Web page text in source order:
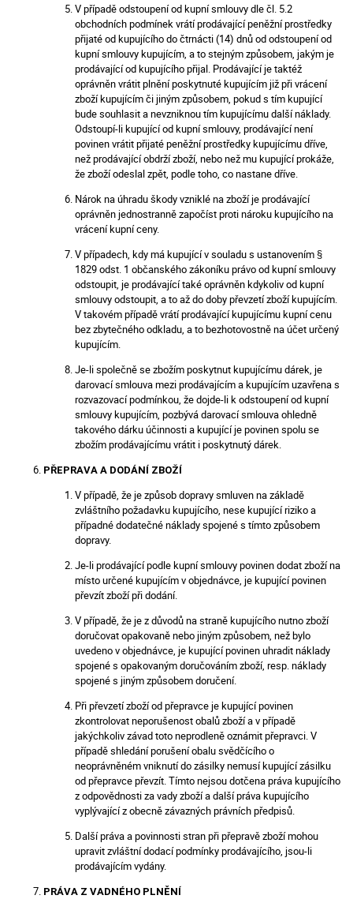
V případě odstoupení od kupní smlouvy dle čl. 5.2
obchodních podmínek vrátí prodávající peněžní prostředky
přijaté od kupujícího do čtrnácti (14) dnů od odstoupení od
kupní smlouvy kupujícím, a to stejným způsobem, jakým je
prodávající od kupujícího přijal. Prodávající je taktéž
oprávněn vrátit plnění poskytnuté kupujícím již při vrácení
zboží kupujícím či jiným způsobem, pokud s tím kupující
bude souhlasit a nevzniknou tím kupujícímu další náklady.
Odstoupí-li kupující od kupní smlouvy, prodávající není
povinen vrátit přijaté peněžní prostředky kupujícímu dříve,
než prodávající obdrží zboží, nebo než mu kupující prokáže,
že zboží odeslal zpět, podle toho, co nastane dříve.
Nárok na úhradu škody vzniklé na zboží je prodávající
oprávněn jednostranně započíst proti nároku kupujícího na
vrácení kupní ceny.
V případech, kdy má kupující v souladu s ustanovením §
1829 odst. 1 občanského zákoníku právo od kupní smlouvy
odstoupit, je prodávající také oprávněn kdykoliv od kupní
smlouvy odstoupit, a to až do doby převzetí zboží kupujícím.
V takovém případě vrátí prodávající kupujícímu kupní cenu
bez zbytečného odkladu, a to bezhotovostně na účet určený
kupujícím.
Je-li společně se zbožím poskytnut kupujícímu dárek, je
darovací smlouva mezi prodávajícím a kupujícím uzavřena s
rozvazovací podmínkou, že dojde-li k odstoupení od kupní
smlouvy kupujícím, pozbývá darovací smlouva ohledně
takového dárku účinnosti a kupující je povinen spolu se
zbožím prodávajícímu vrátit i poskytnutý dárek.
PŘEPRAVA A DODÁNÍ ZBOŽÍ
V případě, že je způsob dopravy smluven na základě
zvláštního požadavku kupujícího, nese kupující riziko a
případné dodatečné náklady spojené s tímto způsobem
dopravy.
Je-li prodávající podle kupní smlouvy povinen dodat zboží na
místo určené kupujícím v objednávce, je kupující povinen
převzít zboží při dodání.
V případě, že je z důvodů na straně kupujícího nutno zboží
doručovat opakovaně nebo jiným způsobem, než bylo
uvedeno v objednávce, je kupující povinen uhradit náklady
spojené s opakovaným doručováním zboží, resp. náklady
spojené s jiným způsobem doručení.
Při převzetí zboží od přepravce je kupující povinen
zkontrolovat neporušenost obalů zboží a v případě
jakýchkoliv závad toto neprodleně oznámit přepravci. V
případě shledání porušení obalu svědčícího o
neoprávněném vniknutí do zásilky nemusí kupující zásilku
od přepravce převzít. Tímto nejsou dotčena práva kupujícího
z odpovědnosti za vady zboží a další práva kupujícího
vyplývající z obecně závazných právních předpisů.
Další práva a povinnosti stran při přepravě zboží mohou
upravit zvláštní dodací podmínky prodávajícího, jsou-li
prodávajícím vydány.
PRÁVA Z VADNÉHO PLNĚNÍ